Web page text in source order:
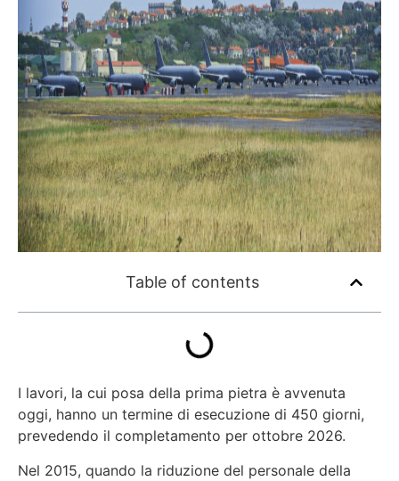
Table of contents
I lavori, la cui posa della prima pietra è avvenuta
oggi, hanno un termine di esecuzione di 450 giorni,
prevedendo il completamento per ottobre 2026.
Nel 2015, quando la riduzione del personale della